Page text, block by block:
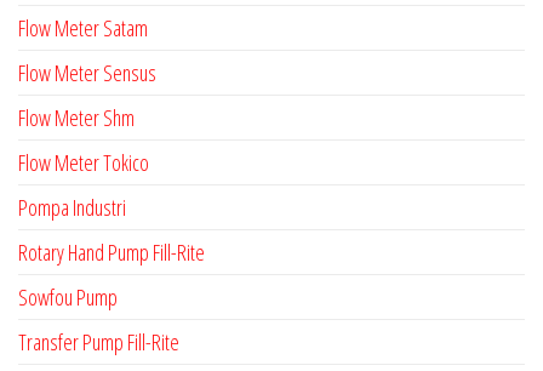
Flow Meter Satam
Flow Meter Sensus
Flow Meter Shm
Flow Meter Tokico
Pompa Industri
Rotary Hand Pump Fill-Rite
Sowfou Pump
Transfer Pump Fill-Rite